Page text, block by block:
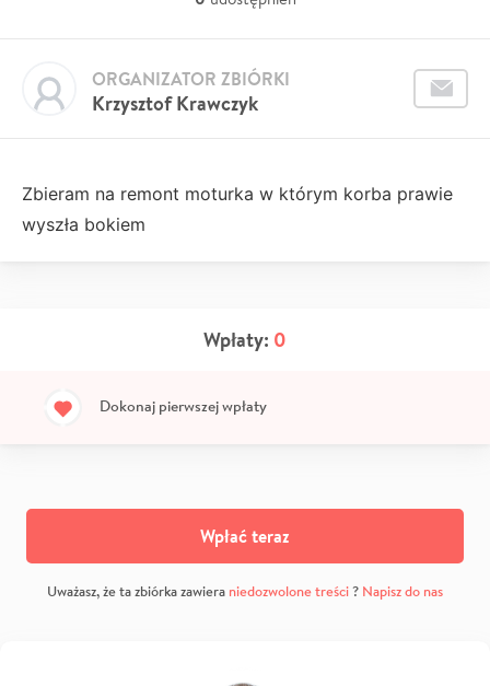
Krzysztof Krawczyk
ORGANIZATOR ZBIÓRKI
Zbieram na remont moturka w którym korba prawie
wyszła bokiem
Wpłaty: 0
Dokonaj pierwszej wpłaty
Wpłać teraz
Uważasz, że ta zbiórka zawiera niedozwolone treści? Napisz do nas